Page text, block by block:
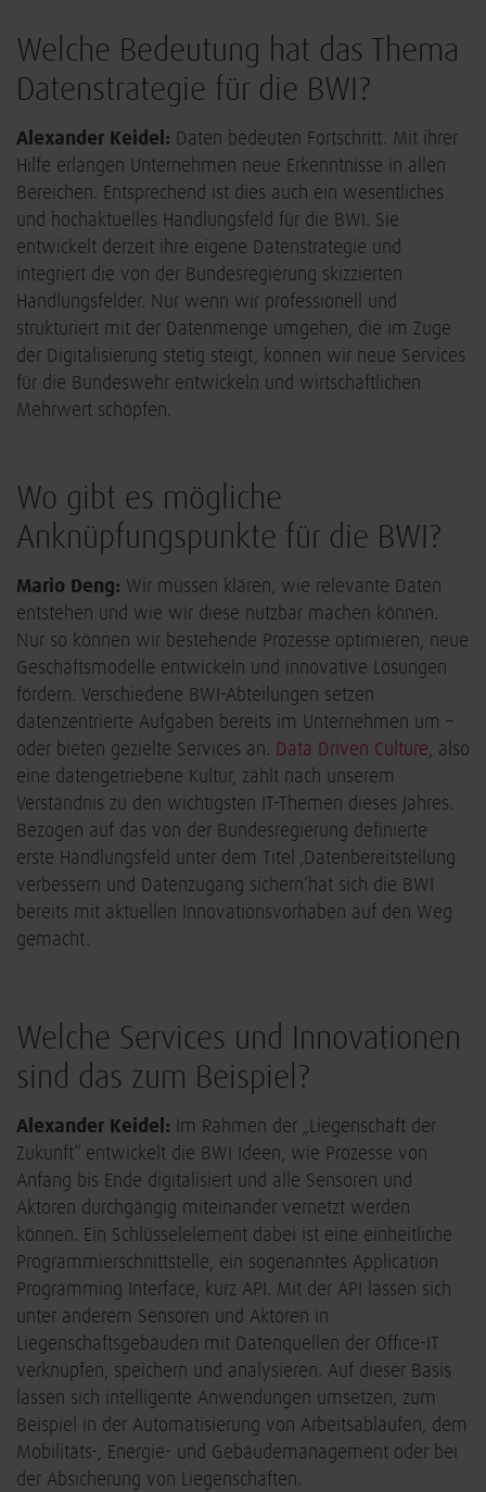
Welche Bedeutung hat das Thema
Datenstrategie für die BWI?
Alexander Keidel: Daten bedeuten Fortschritt. Mit ihrer
Hilfe erlangen Unternehmen neue Erkenntnisse in allen
Bereichen. Entsprechend ist dies auch ein wesentliches
und hochaktuelles Handlungsfeld für die BWI. Sie
entwickelt derzeit ihre eigene Datenstrategie und
integriert die von der Bundesregierung skizzierten
Handlungsfelder. Nur wenn wir professionell und
strukturiert mit der Datenmenge umgehen, die im Zuge
der Digitalisierung stetig steigt, können wir neue Services
für die Bundeswehr entwickeln und wirtschaftlichen
Mehrwert schöpfen.
Wo gibt es mögliche
Anknüpfungspunkte für die BWI?
Mario Deng: Wir müssen klären, wie relevante Daten
entstehen und wie wir diese nutzbar machen können.
Nur so können wir bestehende Prozesse optimieren, neue
Geschäftsmodelle entwickeln und innovative Lösungen
fördern. Verschiedene BWI-Abteilungen setzen
datenzentrierte Aufgaben bereits im Unternehmen um –
oder bieten gezielte Services an. Data Driven Culture, also
eine datengetriebene Kultur, zählt nach unserem
Verständnis zu den wichtigsten IT-Themen dieses Jahres.
Bezogen auf das von der Bundesregierung definierte
erste Handlungsfeld unter dem Titel ‚Datenbereitstellung
verbessern und Datenzugang sichern‘ hat sich die BWI
bereits mit aktuellen Innovationsvorhaben auf den Weg
gemacht.
Welche Services und Innovationen
sind das zum Beispiel?
Alexander Keidel: Im Rahmen der „Liegenschaft der
Zukunft“ entwickelt die BWI Ideen, wie Prozesse von
Anfang bis Ende digitalisiert und alle Sensoren und
Aktoren durchgängig miteinander vernetzt werden
können. Ein Schlüsselelement dabei ist eine einheitliche
Programmierschnittstelle, ein sogenanntes Application
Programming Interface, kurz API. Mit der API lassen sich
unter anderem Sensoren und Aktoren in
Liegenschaftsgebäuden mit Datenquellen der Office-IT
verknüpfen, speichern und analysieren. Auf dieser Basis
lassen sich intelligente Anwendungen umsetzen, zum
Beispiel in der Automatisierung von Arbeitsabläufen, dem
Mobilitäts-, Energie- und Gebäudemanagement oder bei
der Absicherung von Liegenschaften.